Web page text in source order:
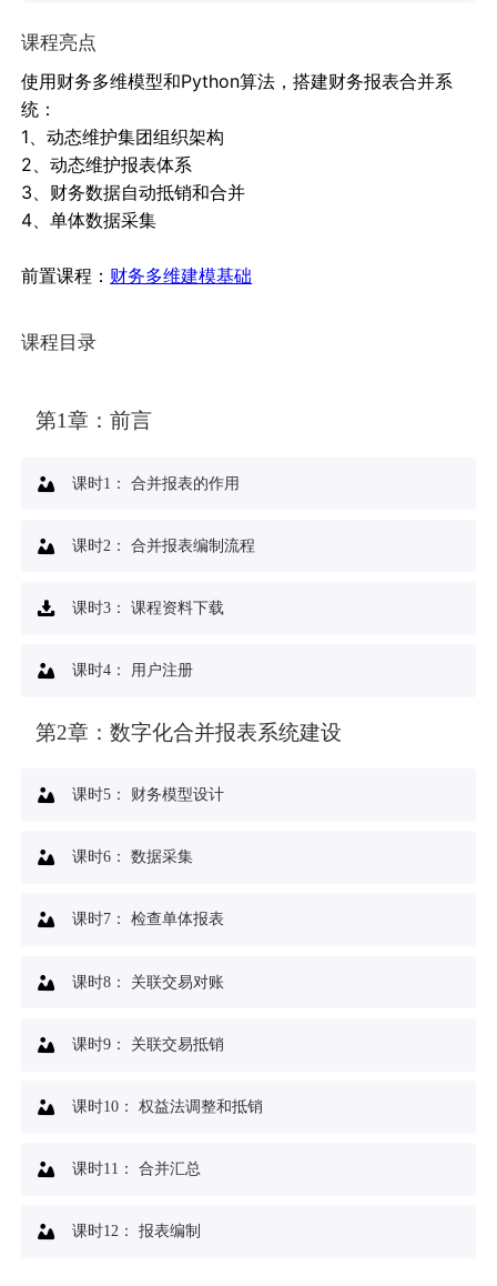
课程亮点
使用财务多维模型和Python算法，搭建财务报表合并系
统：
1、动态维护集团组织架构
2、动态维护报表体系
3、财务数据自动抵销和合并
4、单体数据采集
前置课程： 财务多维建模基础
课程目录
第1章：前言
课时1： 合并报表的作用
课时2： 合并报表编制流程
课时3： 课程资料下载
课时4： 用户注册
第2章：数字化合并报表系统建设
课时5： 财务模型设计
课时6： 数据采集
课时7： 检查单体报表
课时8： 关联交易对账
课时9： 关联交易抵销
课时10： 权益法调整和抵销
课时11： 合并汇总
课时12： 报表编制